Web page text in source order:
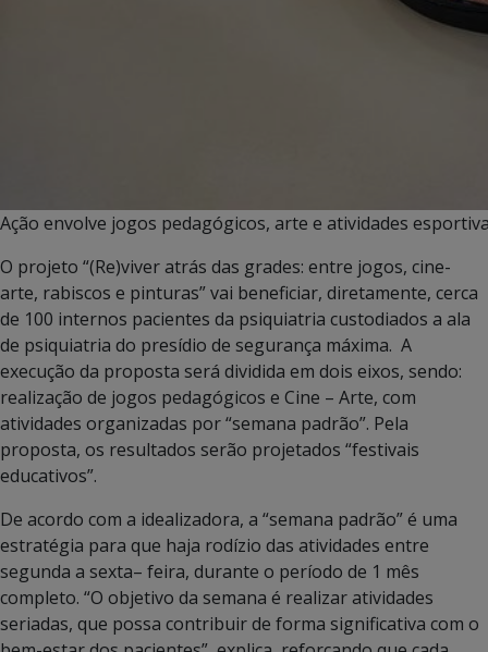
Ação envolve jogos pedagógicos, arte e atividades
O projeto “(Re)viver atrás das grades: entre jogos, cine-
arte, rabiscos e pinturas” vai beneficiar, diretamente, cerca
de 100 internos pacientes da psiquiatria custodiados a ala
de psiquiatria do presídio de segurança máxima. A
execução da proposta será dividida em dois eixos, sendo:
realização de jogos pedagógicos e Cine – Arte, com
atividades organizadas por “semana padrão”. Pela
proposta, os resultados serão projetados “festivais
educativos”.
De acordo com a idealizadora, a “semana padrão” é uma
estratégia para que haja rodízio das atividades entre
segunda a sexta– feira, durante o período de 1 mês
completo. “O objetivo da semana é realizar atividades
seriadas, que possa contribuir de forma significativa com o